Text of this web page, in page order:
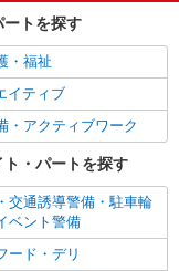
り
ートを探す
・福祉
イティブ
・アクティブワーク
・パートを探す
交通誘導警備・駐車輪
ベント警備
ード・デリ